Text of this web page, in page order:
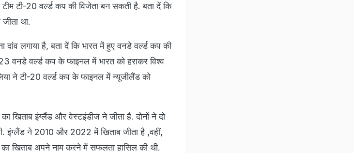
टी-20 वर्ल्ड कप की विजेता बन सकती है. बता दें कि
था.
लगाया है, बता दें कि भारत में हुए वनडे वर्ल्ड कप की
वनडे वर्ल्ड कप के फाइनल में भारत को हराकर विश्व
ने टी-20 वर्ल्ड कप के फाइनल में न्यूजीलैंड को
खिताब इंग्लैंड और वेस्टइंडीज ने जीता है. दोनों ने दो
इंग्लैंड ने 2010 और 2022 में खिताब जीता है ,वहीं,
खिताब अपने नाम करने में सफलता हासिल की थी.